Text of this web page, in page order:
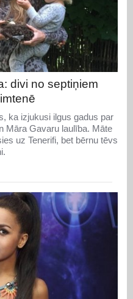
divi no septiņiem
ka izjukusi ilgus gadus par
Māra Gavaru laulība. Māte
uz Tenerifi, bet bērnu tēvs